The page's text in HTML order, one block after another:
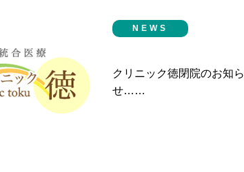
NEWS
クリニック徳閉院のお知ら
せ……